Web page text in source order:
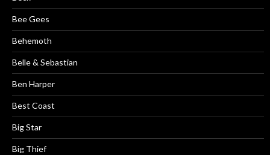
Bee Gees
Behemoth
Belle & Sebastian
Ben Harper
Best Coast
Big Star
Big Thief